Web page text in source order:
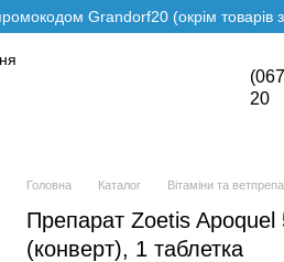
Grandorf20 (окрім товарів
20
Головна Каталог Вітаміни та
Препарат Zoetis Apoquel
(конверт), 1 таблетка